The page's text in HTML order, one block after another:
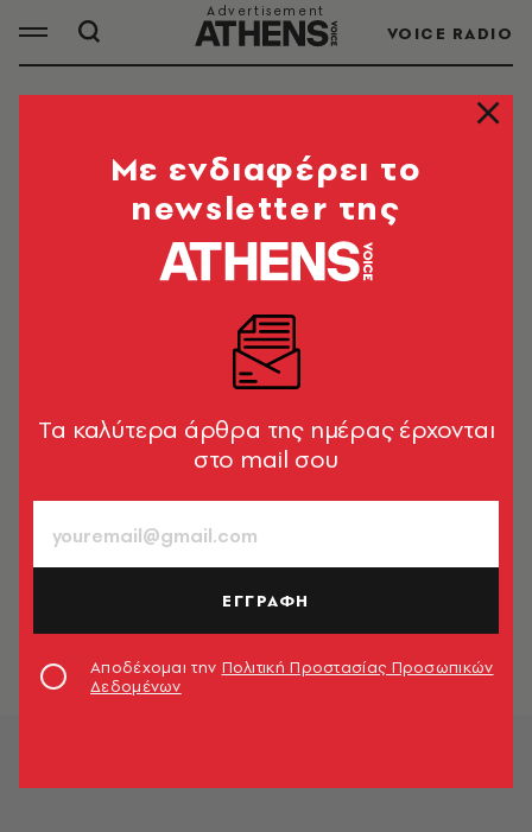
VOICE RADIO
ΕΛΕΓΚΤΕΣ
ΟΛΑ ΤΑ ΑΡΘΡΑ ΤΟΥ TAG
TRENDING NOW
στους τουρίστες «αν δεν σας
αρέσει η Αμερική, φύγετε»
ΚΟΙΝΩΝΙΑ
χωρίς εισιτήριο για να μην κόψει
Newsroom
Mε ενδιαφέρει το
newsletter της
Tα καλύτερα άρθρα της ημέρας έρχονται
στο mail σου
ΕΓΓΡΑΦΗ
Αποδέχομαι την Πολιτική Προστασίας Προσωπικών
Δεδομένων